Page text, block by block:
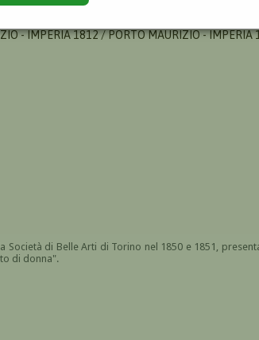
- IMPERIA 1812 / PORTO MAURIZIO - IMPERIA
Società di Belle Arti di Torino nel 1850 e 1851,
di donna".